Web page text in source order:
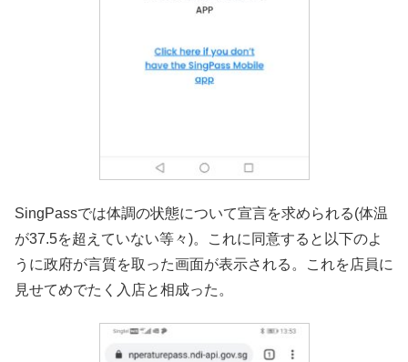
SingPassでは体調の状態について宣言を求められる(体温
が37.5を超えていない等々)。これに同意すると以下のよ
うに政府が言質を取った画面が表示される。これを店員に
見せてめでたく入店と相成った。